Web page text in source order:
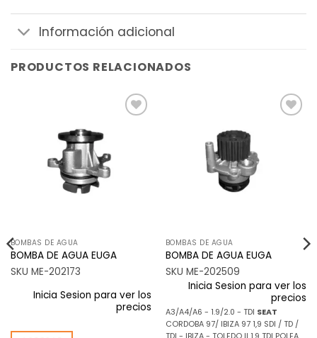
Información adicional
PRODUCTOS RELACIONADOS
BOMBAS DE AGUA
BOMBA DE AGUA EUGA
SKU ME-202173
Inicia Sesion para ver los
precios
BOMBAS DE AGUA
BOMBA DE AGUA EUGA
SKU ME-202509
Inicia Sesion para ver los
precios
A3/A4/A6 - 1.9/2.0 - TDI SEAT
CORDOBA 97/ IBIZA 97 1,9 SDI / TD /